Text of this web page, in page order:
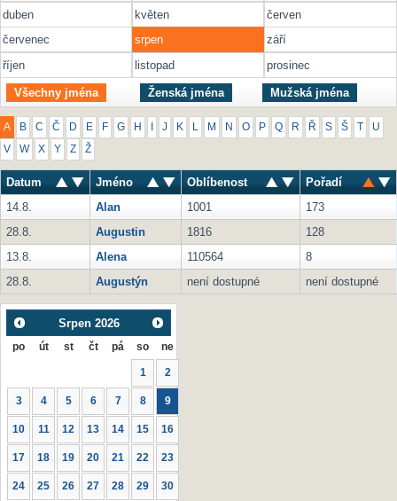
duben
květen
červen
červenec
srpen
září
říjen
listopad prosinec
Všechny jména Ženská jména Mužská jména
A B C Č D E F G H J K M N O P Q R Ř S Š U
V W X Y Z Ž
Datum Jméno Oblíbenost
Pořadí
14.8.
Alan 1001
173
28.8.
Augustin 1816
128
13.8.
Alena 110564
8
28.8.
Augustýn není dostupné není dostupné
Srpen 2026
po út st čt pá so ne
1 2
3 4 5 6 7 8 9
10 11 12 13 14 15 16
17 18 19 20 21 22 23
24 25 26 27 28 29 30